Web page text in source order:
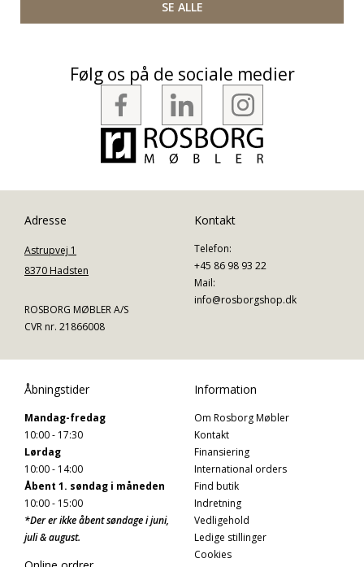
SE ALLE
Følg os på de sociale medier
Adresse
Astrupvej 1
8370 Hadsten
ROSBORG MØBLER A/S
CVR nr. 21866008
Kontakt
Telefon:
+45 86 98 93 22
Mail:
info@rosborgshop.dk
Åbningstider
Mandag-fredag
10:00 - 17:30
Lørdag
10:00 - 14:00
Åbent 1. søndag i måneden
10:00 - 15:00
*Der er ikke åbent søndage i juni,
juli & august.
Information
Om Rosborg Møbler
Kontakt
Finansiering
International orders
Find butik
Indretning
Vedligehold
Ledige stillinger
Cookies